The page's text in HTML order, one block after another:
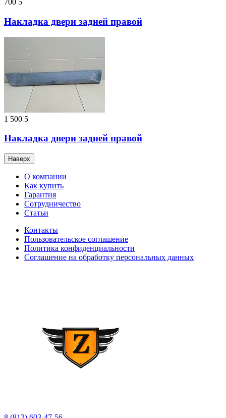
700 5
Накладка двери задней правой
1 500 5
Накладка двери задней правой
Наверх
О компании
Как купить
Гарантия
Сотрудничество
Статьи
Контакты
Пользовательское соглашение
Политика конфиденциальности
Соглашение на обработку персональных данных